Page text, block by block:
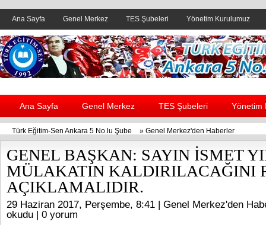
Ana Sayfa Genel Merkez TES Şubeleri Yönetim Kurulumuz
Header yanı reklam alanı
Ana Sayfa Genel Merkez TES Şubeleri Yönetim
Türk Eğitim-Sen Ankara 5 No.lu Şube » Genel Merkez'den Haberler
GENEL BAŞKAN: SAYIN İSMET
MÜLAKATIN KALDIRILACAĞINI
AÇIKLAMALIDIR.
29 Haziran 2017, Perşembe, 8:41 | Genel Merkez'den
okudu | 0 yorum